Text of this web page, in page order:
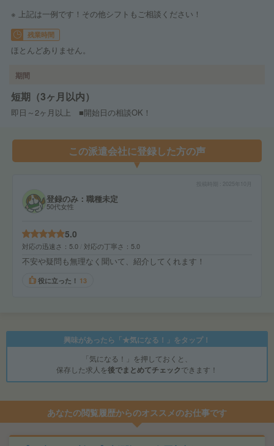
※ 上記は一例です！その他シフトもご相談ください！
残業時間
ほとんどありません。
期間
短期（3ヶ月以内）
即日～2ヶ月以上 ■開始日の相談OK！
この派遣会社に登録した方の声
2025年10月
登録のみ：職種未定
50代女性
5.0
対応の迅速さ 5.0 対応の丁寧さ 5.0
不安や疑問も無理なく聞いて、紹介してくれます！
役に立った！ 13
興味があったら「★気になる！」をタップ！
「気になる！」を押しておくと、
保存した求人を後でまとめてチェックできます！
あなたの閲覧履歴からのオススメのお仕事です